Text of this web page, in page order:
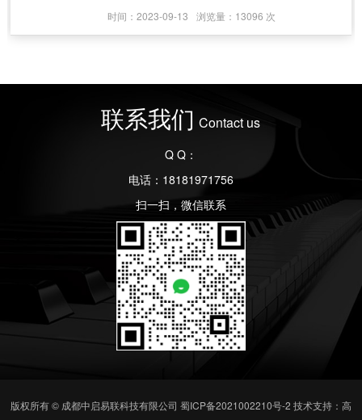
时间：2023-09-13 浏览量：13096 次
联系我们 Contact us
Q Q：
电话：18181971756
扫一扫，微信联系
版权所有 © 成都中启易联科技有限公司 蜀ICP备2021002210号-2 技术支持：高